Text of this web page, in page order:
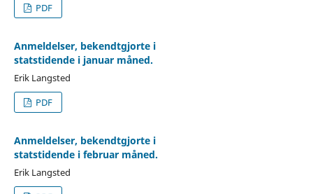
PDF
Anmeldelser, bekendtgjorte i
statstidende i januar måned.
Erik Langsted
PDF
Anmeldelser, bekendtgjorte i
statstidende i februar måned.
Erik Langsted